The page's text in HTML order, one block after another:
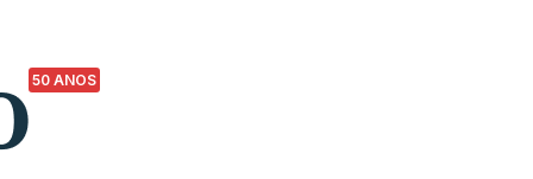
50 ANOS